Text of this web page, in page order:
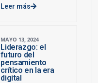
Leer más
MAYO 13, 2024
Liderazgo: el
futuro del
pensamiento
crítico en la era
digital